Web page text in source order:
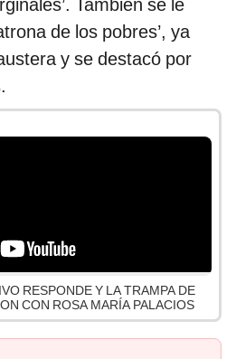
También se le
de los pobres’, ya
y se destacó por
RESPONDE Y LA TRAMPA DE
CON ROSA MARÍA PALACIOS